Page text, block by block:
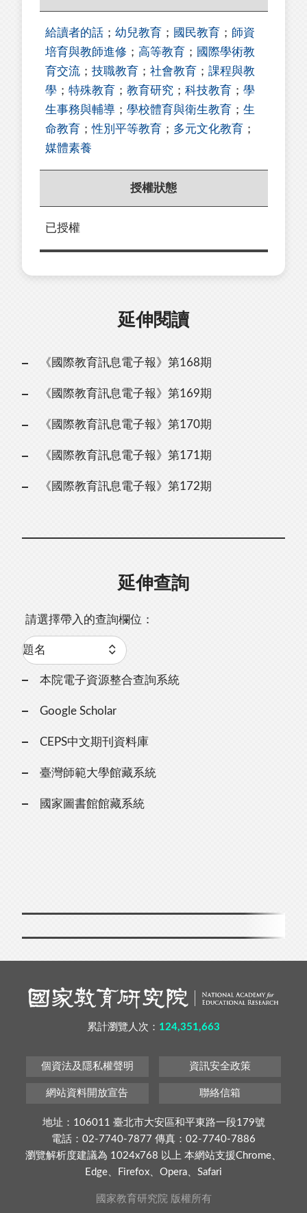
給讀者的話 ； 幼兒教育 ； 國民教育 ； 師資
培育與教師進修 ； 高等教育 ； 國際學術教
育交流 ； 技職教育 ； 社會教育 ； 課程與教
學 ； 特殊教育 ； 教育研究 ； 科技教育 ； 學
生事務與輔導 ； 學校體育與衛生教育 ； 生
命教育 ；性別平等教育 ； 多元文化教育 ；
媒體素養
授權狀態
已授權
延伸閱讀
《國際教育訊息電子報》第168期
《國際教育訊息電子報》第169期
《國際教育訊息電子報》第170期
《國際教育訊息電子報》第171期
《國際教育訊息電子報》第172期
延伸查詢
請選擇帶入的查詢欄位：
本院電子資源整合查詢系統
Google Scholar
CEPS中文期刊資料庫
臺灣師範大學館藏系統
國家圖書館館藏系統
累計瀏覽人次： 124,351,663
個資法及隱私權聲明 資訊安全政策
網站資料開放宣告 聯絡信箱
地址：106011 臺北市大安區和平東路一段179號
電話：02-7740-7877 傳真：02-7740-7886
瀏覽解析度建議為 1024x768 以上 本網站支援Chrome、
Edge、Firefox、Opera、Safari
國家教育研究院 版權所有